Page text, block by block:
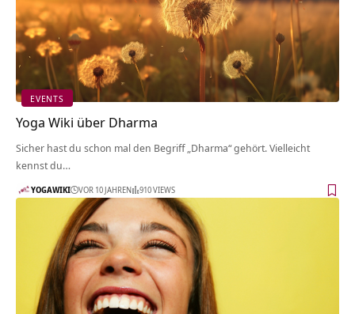
EVENTS
Yoga Wiki über Dharma
Sicher hast du schon mal den Begriff „Dharma“ gehört. Vielleicht
kennst du…
YOGAWIKI VOR 10 JAHREN 910 VIEWS